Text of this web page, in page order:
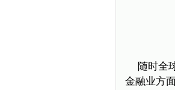
随时全
金融业方